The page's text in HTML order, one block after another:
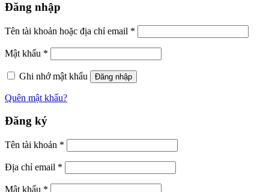
Đăng nhập
Tên tài khoản hoặc địa chỉ email *
Mật khẩu *
Ghi nhớ mật khẩu Đăng nhập
Quên mật khẩu?
Đăng ký
Tên tài khoản *
Địa chỉ email *
Mật khẩu *